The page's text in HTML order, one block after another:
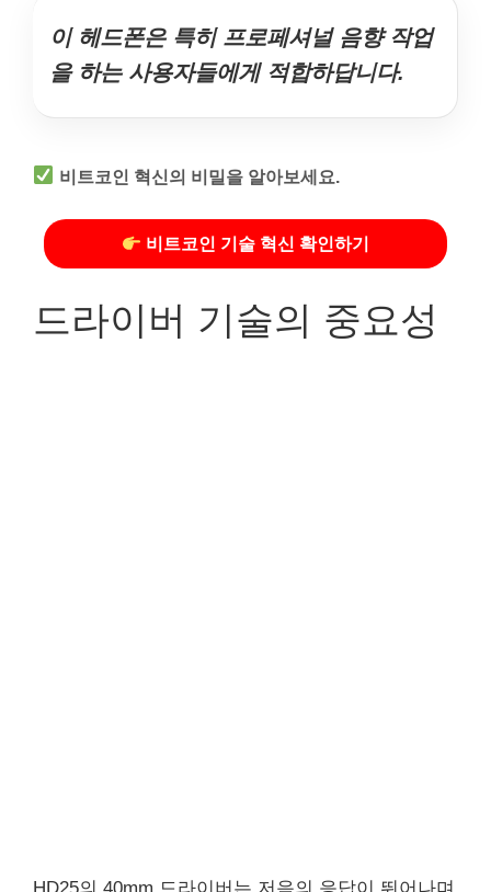
이 헤드폰은 특히 프로페셔널 음향 작업
을 하는 사용자들에게 적합하답니다.
비트코인 혁신의 비밀을 알아보세요.
비트코인 기술 혁신 확인하기
드라이버 기술의 중요성
HD25의 40mm 드라이버는 저음의 응답이 뛰어나며